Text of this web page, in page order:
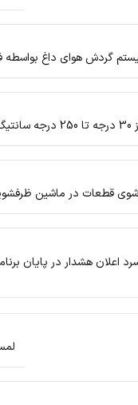
گردش هوای داغ بواسطه
قطعات در ماشین
اعلان هشدار در پایان